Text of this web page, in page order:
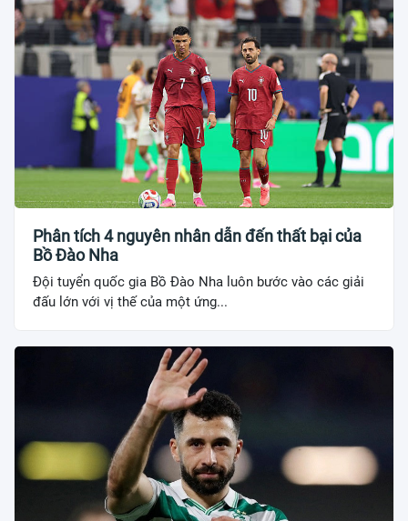
Phân tích 4 nguyên nhân dẫn đến thất bại của
Bồ Đào Nha
Đội tuyển quốc gia Bồ Đào Nha luôn bước vào các giải
đấu lớn với vị thế của một ứng...